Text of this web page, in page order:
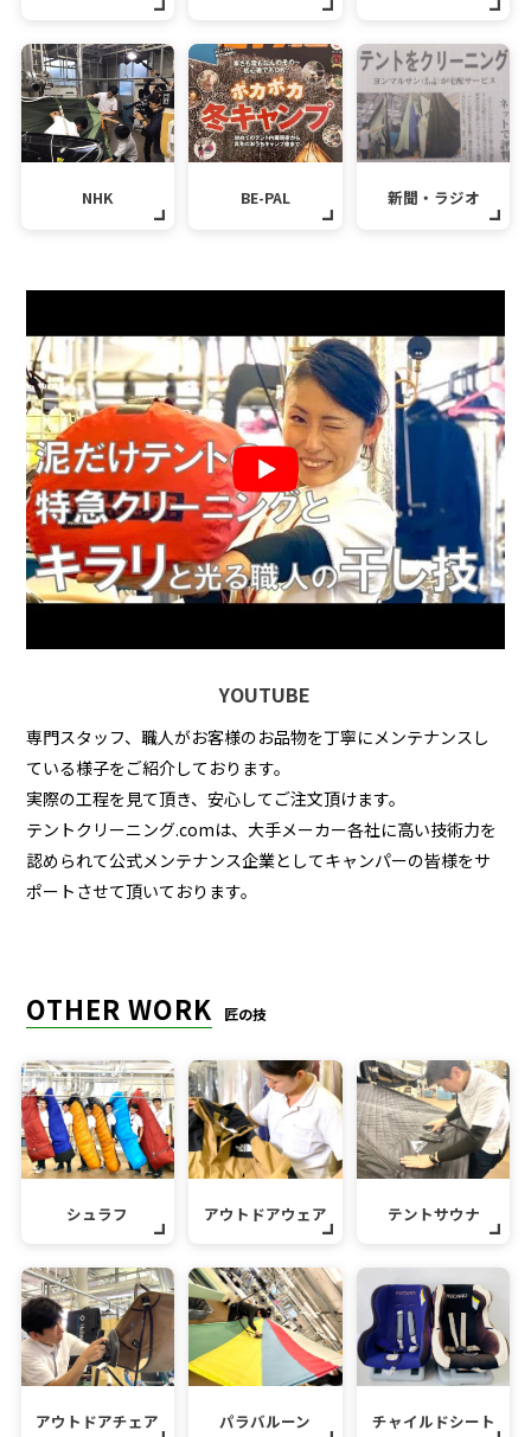
NHK BE-PAL 新聞・ラジオ
YOUTUBE
専門スタッフ、職人がお客様のお品物を丁寧にメンテナンスし
ている様子をご紹介しております。
実際の工程を見て頂き、安心してご注文頂けます。
テントクリーニング.comは、大手メーカー各社に高い技術力を
認められて公式メンテナンス企業としてキャンパーの皆様をサ
ポートさせて頂いております。
OTHER WORK 匠の技
シュラフ アウトドアウェア テントサウナ
アウトドアチェア パラバルーン チャイルドシート